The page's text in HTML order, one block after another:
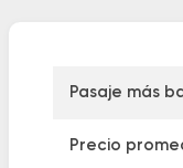
Pasaje más
Precio